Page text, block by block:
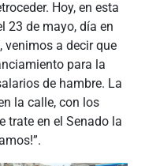
Hoy, en esta
23 de mayo, día en
venimos a decir que
para la
de hambre. La
la calle, con los
trate en el Senado la